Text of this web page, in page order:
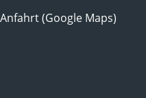
Anfahrt (Google Maps)